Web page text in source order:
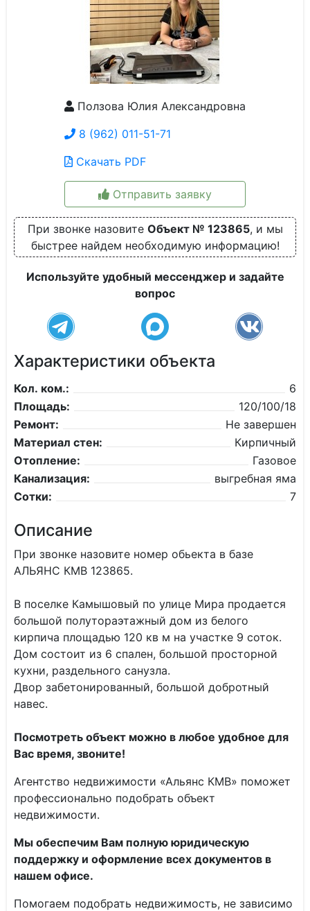
Ползова Юлия Александровна
8 (962) 011-51-71
Скачать PDF
Отправить заявку
При звонке назовите Объект № 123865, и мы
быстрее найдем необходимую информацию!
Используйте удобный мессенджер и задайте
вопрос
Характеристики объекта
Кол. ком.:
6
Площадь:
120/100/18
Ремонт:
Не завершен
Материал стен:
Кирпичный
Отопление:
Газовое
Канализация:
выгребная яма
Сотки:
7
Описание
При звонке назовите номер обьекта в базе
АЛЬЯНС КМВ 123865.
В поселке Камышовый по улице Мира продается
большой полутораэтажный дом из белого
кирпича площадью 120 кв м на участке 9 соток.
Дом состоит из 6 спален, большой просторной
кухни, раздельного санузла.
Двор забетонированный, большой добротный
навес.
Посмотреть объект можно в любое удобное для
Вас время, звоните!
Агентство недвижимости «Альянс КМВ» поможет
профессионально подобрать объект
недвижимости.
Мы обеспечим Вам полную юридическую
поддержку и оформление всех документов в
нашем офисе.
Помогаем подобрать недвижимость, не зависимо